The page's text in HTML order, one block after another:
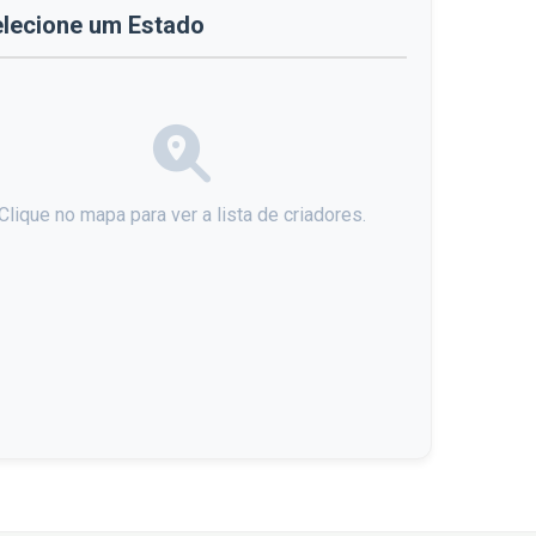
um Estado
no mapa para ver a lista de criadores.